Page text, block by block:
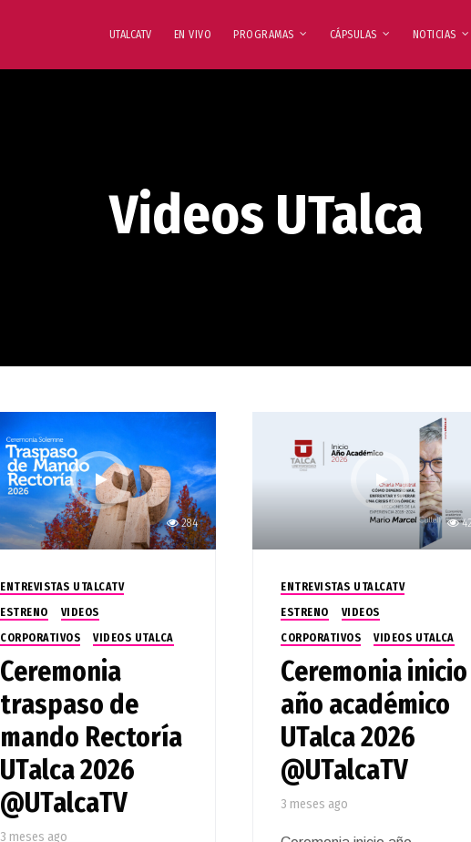
UTALCATV EN VIVO PROGRAMAS CÁPSULAS NOTICIAS
Videos UTalca
284
ENTREVISTAS UTALCATV
ESTRENO
VIDEOS
CORPORATIVOS
VIDEOS UTALCA
Ceremonia
traspaso de
mando Rectoría
UTalca 2026
@UTalcaTV
3 meses ago
ENTREVISTAS UTALCATV
ESTRENO
VIDEOS
CORPORATIVOS
VIDEOS UTALCA
Ceremonia inicio
año académico
UTalca 2026
@UTalcaTV
3 meses ago